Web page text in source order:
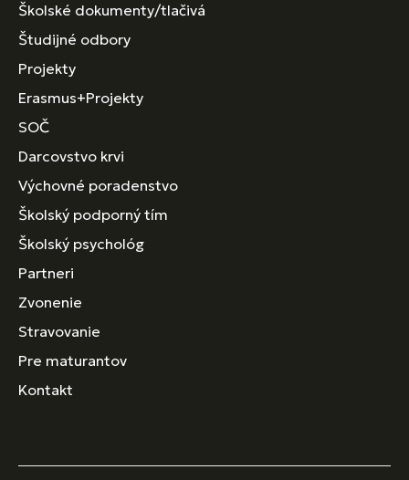
Školské dokumenty/tlačivá
Študijné odbory
Projekty
Erasmus+Projekty
SOČ
Darcovstvo krvi
Výchovné poradenstvo
Školský podporný tím
Školský psychológ
Partneri
Zvonenie
Stravovanie
Pre maturantov
Kontakt